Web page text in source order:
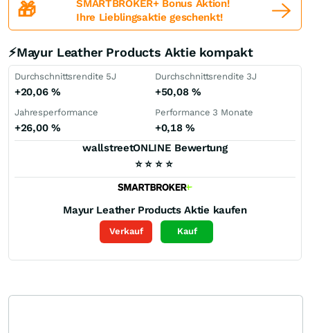
🎁
SMARTBROKER+ Bonus Aktion!
Ihre Lieblingsaktie geschenkt!
⚡Mayur Leather Products Aktie kompakt
Durchschnittsrendite 5J
+20,06 %
Durchschnittsrendite 3J
+50,08 %
Jahresperformance
+26,00 %
Performance 3 Monate
+0,18%
wallstreetONLINE Bewertung
⭐ ⭐ ⭐ ⭐
Mayur Leather Products Aktie kaufen
Verkauf Kauf